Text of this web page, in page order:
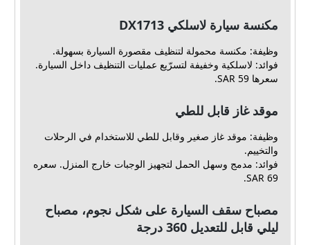
مكنسة سيارة لاسلكي DX1713
وظيفة: مكنسة محمولة لتنظيف مقصورة السيارة بسهولة.
فوائد: لاسلكية وخفيفة لتسرّيع عمليات التنظيف داخل السيارة.
سعرها 59 SAR.
موقد غاز قابل للطي
وظيفة: موقد غاز صغير وقابل للطي للاستخدام في الرحلات
والتخييم.
فوائد: مدمج وسهل الحمل لتجهيز الوجبات خارج المنزل. سعره
69 SAR.
مصباح سقف السيارة على شكل نجوم، مصباح
ليلي قابل للتعديل 360 درجة